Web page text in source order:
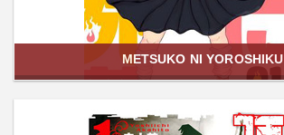
METSUKO NI YOROSHIKU